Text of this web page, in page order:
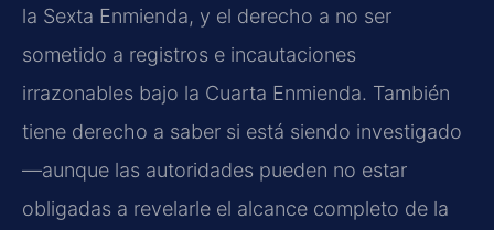
la Sexta Enmienda, y el derecho a no ser
sometido a registros e incautaciones
irrazonables bajo la Cuarta Enmienda. También
tiene derecho a saber si está siendo investigado
—aunque las autoridades pueden no estar
obligadas a revelarle el alcance completo de la